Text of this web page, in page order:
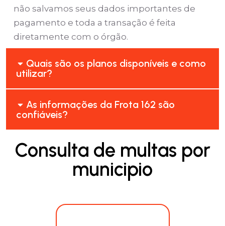
não salvamos seus dados importantes de
pagamento e toda a transação é feita
diretamente com o órgão.
Quais são os planos disponíveis e como
utilizar?
As informações da Frota 162 são
confiáveis?
Consulta de multas por
municipio